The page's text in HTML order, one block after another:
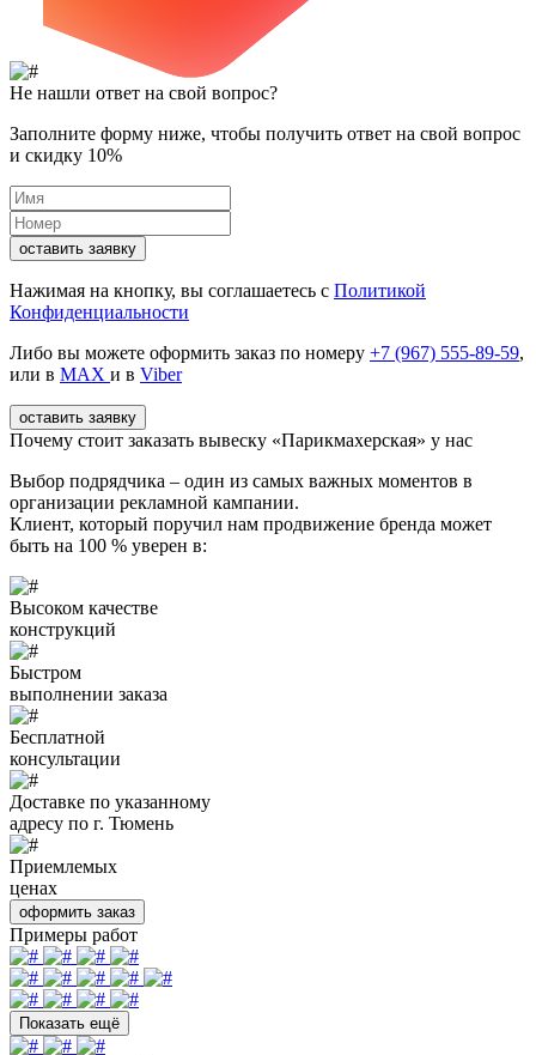
Не нашли ответ на свой вопрос?
Заполните форму ниже, чтобы получить ответ на свой вопрос
и скидку 10%
оставить заявку
Нажимая на кнопку, вы соглашаетесь с Политикой
Конфиденциальности
Либо вы можете оформить заказ по номеру +7 (967) 555-89-59,
или в MAX и в Viber
оставить заявку
Почему стоит заказать вывеску «Парикмахерская» у нас
Выбор подрядчика – один из самых важных моментов в
организации рекламной кампании.
Клиент, который поручил нам продвижение бренда может
быть на 100 % уверен в:
Высоком качестве
конструкций
Быстром
выполнении заказа
Бесплатной
консультации
Доставке по указанному
адресу по г. Тюмень
Приемлемых
ценах
оформить заказ
Примеры работ
Показать ещё